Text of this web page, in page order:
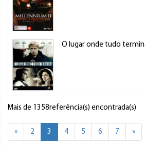
O lugar onde tudo
Mais de 1358referência(s) encontrada(s)
« 2 3 4 5 6 7 »